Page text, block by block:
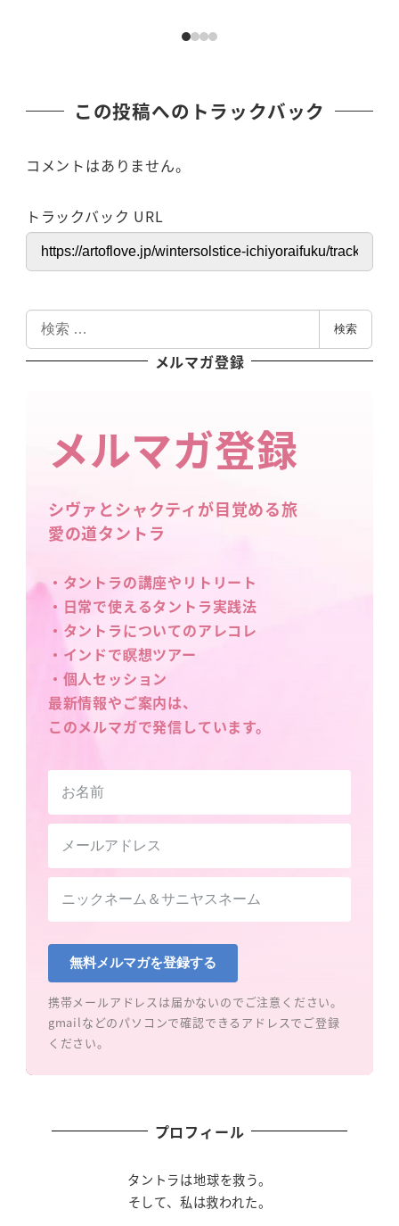
この投稿へのトラックバック
コメントはありません。
トラックバック URL
検
索
検索
メルマガ登録
メルマガ登録
シヴァとシャクティが目覚める旅
愛の道タントラ
・タントラの講座やリトリート
・日常で使えるタントラ実践法
・タントラについてのアレコレ
・インドで瞑想ツアー
・個人セッション
最新情報やご案内は、
このメルマガで発信しています。
無料メルマガを登録する
携帯メールアドレスは届かないのでご注意ください。
gmailなどのパソコンで確認できるアドレスでご登録
ください。
プロフィール
タントラは地球を救う。
そして、私は救われた。